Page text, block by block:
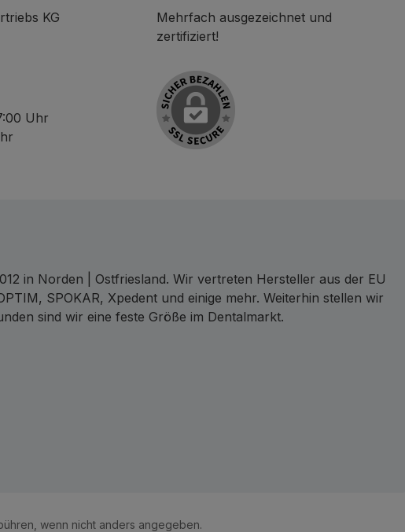
KG
Uhr
Mehrfach ausgezeichnet und
zertifiziert!
in Norden | Ostfriesland. Wir vertreten Hersteller aus der EU
SPOKAR, Xpedent und einige mehr. Weiterhin stellen wir
sind wir eine feste Größe im Dentalmarkt.
wenn nicht anders angegeben.